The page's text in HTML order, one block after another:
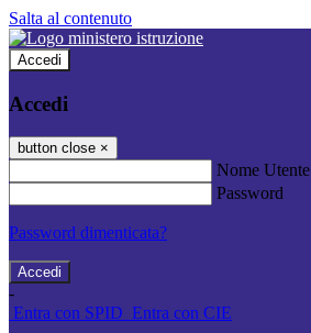
Salta al contenuto
Accedi
Accedi
button close ×
Nome Utente
Password
Password dimenticata?
-
Entra con SPID Entra con CIE